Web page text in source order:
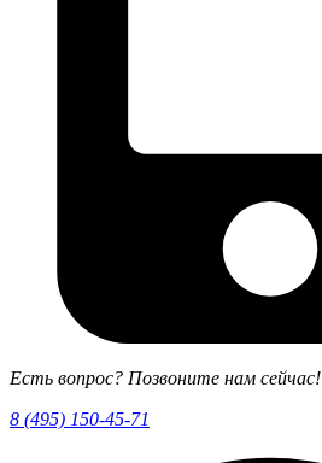
Есть вопрос? Позвоните нам сейчас!
8 (495) 150-45-71